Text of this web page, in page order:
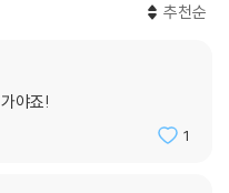
추천순
야죠!
1